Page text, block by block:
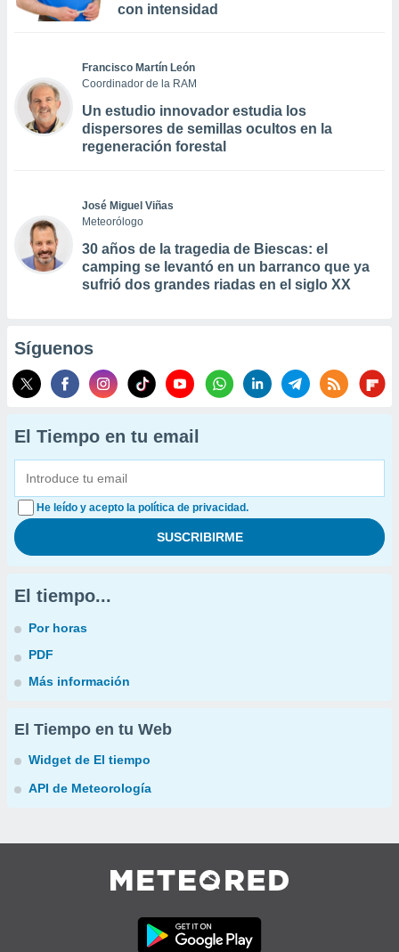
con intensidad
Francisco Martín León
Coordinador de la RAM
Un estudio innovador estudia los
dispersores de semillas ocultos en la
regeneración forestal
José Miguel Viñas
Meteorólogo
30 años de la tragedia de Biescas: el
camping se levantó en un barranco que ya
sufrió dos grandes riadas en el siglo XX
Síguenos
El Tiempo en tu email
He leído y acepto la política de privacidad.
El tiempo...
Por horas
PDF
Más información
El Tiempo en tu Web
Widget de El tiempo
API de Meteorología